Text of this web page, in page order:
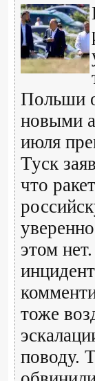
Польши
новыми
июля
Туск
что
этом
тоже
поводу.